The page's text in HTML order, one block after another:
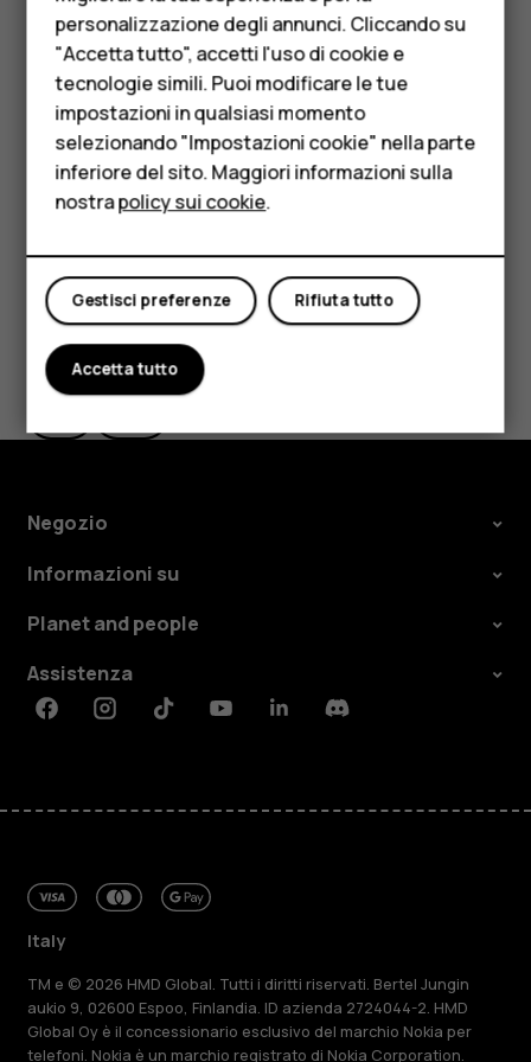
Accessori
HMD Terra M
Per le imprese
Tablet
Negozio
Il mio account
emergenza del luogo in cui ci si trova e premere il
tasto Chiama.
Disabilitare le restrizioni alle chiamate nel telefono,
ad esempio blocco delle chiamate, chiamate a
numeri consentiti o chiamate a un gruppo chiuso di
utenti.
Ti è stato d'aiuto?
Negozio
Informazioni su
Planet and people
Assistenza
FacebookInstagramTiktokYoutubeLinkedinDiscord
Italy
TM e © 2026 HMD Global. Tutti i diritti riservati. Bertel Jungin
aukio 9, 02600 Espoo, Finlandia. ID azienda 2724044-2. HMD
Global Oy è il concessionario esclusivo del marchio Nokia per
telefoni. Nokia è un marchio registrato di Nokia Corporation.
personalizzazione degli annunci. Cliccando su
"Accetta tutto", accetti l'uso di cookie e
tecnologie simili. Puoi modificare le tue
impostazioni in qualsiasi momento
selezionando "Impostazioni cookie" nella parte
inferiore del sito. Maggiori informazioni sulla
nostrapolicy sui cookie.
Rifiuta tutto
Gestisci preferenze
Accetta tutto